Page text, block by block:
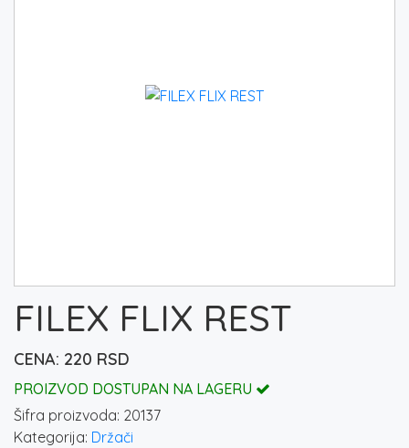
FILEX FLIX REST
220 RSD
PROIZVOD DOSTUPAN NA LAGERU
Šifra proizvoda: 20137
Kategorija: Držači